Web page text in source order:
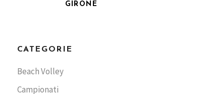
GIRONE
CATEGORIE
Beach Volley
Campionati